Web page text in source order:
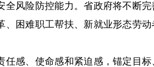
风险防控能力。省政府将不断
困难职工帮扶、新就业形态劳
感、使命感和紧迫感，锚定目标